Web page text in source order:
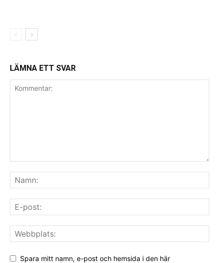
LÄMNA ETT SVAR
Spara mitt namn, e-post och hemsida i den här